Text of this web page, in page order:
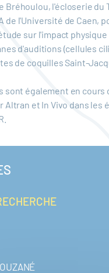
Bréhoulou, l'écloserie du
de l'Université de Caen,
sur l'impact
d'auditions (cellules
de coquilles Saint-
sont également en cours
Altran et In Vivo dans les